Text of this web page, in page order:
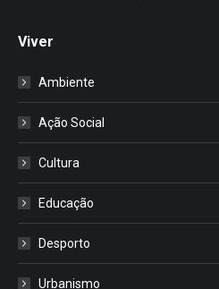
Viver
Ambiente
Ação Social
Cultura
Educação
Desporto
Urbanismo